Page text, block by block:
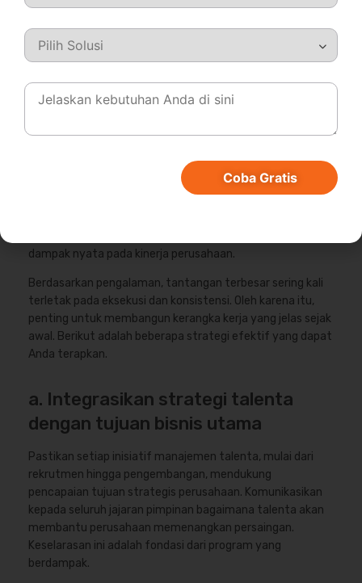
memerlukan komitmen dari seluruh level organisasi, bukan
hanya dari departemen HR. Strategi yang berhasil adalah
dampak nyata pada kinerja perusahaan.
Berdasarkan pengalaman, tantangan terbesar sering kali
terletak pada eksekusi dan konsistensi. Oleh karena itu,
penting untuk membangun kerangka kerja yang jelas sejak
awal. Berikut adalah beberapa strategi efektif yang dapat
Anda terapkan.
a. Integrasikan strategi talenta
dengan tujuan bisnis utama
Pastikan setiap inisiatif manajemen talenta, mulai dari
rekrutmen hingga pengembangan, mendukung
pencapaian tujuan strategis perusahaan. Komunikasikan
kepada seluruh jajaran pimpinan bagaimana talenta akan
membantu perusahaan memenangkan persaingan.
Keselarasan ini adalah fondasi dari program yang
berdampak.
Coba Gratis